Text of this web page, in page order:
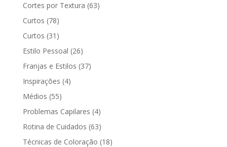
Cortes por Textura (63)
Curtos (78)
Curtos (31)
Estilo Pessoal (26)
Franjas e Estilos (37)
Inspirações (4)
Médios (55)
Problemas Capilares (4)
Rotina de Cuidados (63)
Técnicas de Coloração (18)